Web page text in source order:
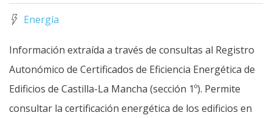
Energía
Información extraída a través de consultas al Registro
Autonómico de Certificados de Eficiencia Energética de
Edificios de Castilla-La Mancha (sección 1º). Permite
consultar la certificación energética de los edificios en